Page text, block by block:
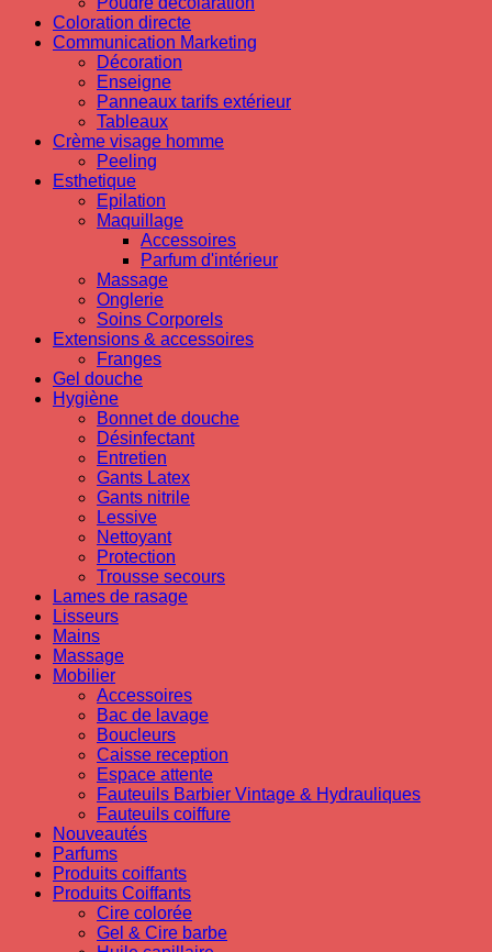
Coloration directe
Communication Marketing
Décoration
Enseigne
Panneaux tarifs extérieur
Tableaux
Crème visage homme
Peeling
Esthetique
Epilation
Maquillage
Accessoires
Parfum d'intérieur
Massage
Onglerie
Soins Corporels
Extensions & accessoires
Franges
Gel douche
Hygiène
Bonnet de douche
Désinfectant
Entretien
Gants Latex
Gants nitrile
Lessive
Nettoyant
Protection
Trousse secours
Lames de rasage
Lisseurs
Mains
Massage
Mobilier
Accessoires
Bac de lavage
Boucleurs
Caisse reception
Espace attente
Fauteuils Barbier Vintage & Hydrauliques
Fauteuils coiffure
Nouveautés
Parfums
Produits coiffants
Produits Coiffants
Cire colorée
Gel & Cire barbe